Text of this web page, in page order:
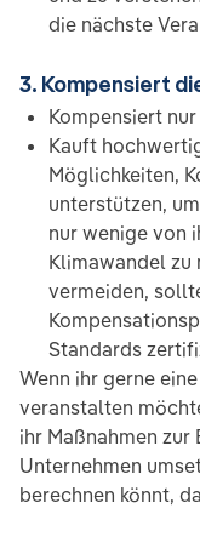
die nächste
3. Kompensiert
Kompensiert
Kauft
Möglichkeiten,
unterstützen,
nur wenige von
Klimawandel zu
vermeiden,
Standards
Wenn ihr gerne
veranstalten
ihr Maßnahmen zur
Unternehmen
berechnen könnt,